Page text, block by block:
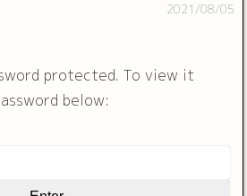
2021/08/05
protected. To view it
below: